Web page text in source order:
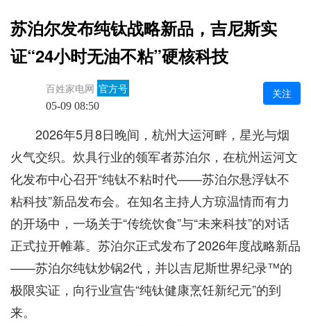
苏泊尔发布纯钛战略新品，吉尼斯实
证“24小时无油不粘”硬核科技
百姓家电网 官方号
05-09 08:50
关注
2026年5月8日晚间，杭州大运河畔，星光与烟
火气交织。炊具行业的领军者苏泊尔，在杭州运河文
化发布中心召开“纯钛不粘时代——苏泊尔悬浮钛不
粘科技”新品发布会。在知名主持人方琼温情而有力
的开场中，一场关于“传统饮食”与“未来科技”的对话
正式拉开帷幕。苏泊尔正式发布了2026年度战略新品
——苏泊尔纯钛炒锅2代，并以吉尼斯世界纪录™️的
极限实证，向行业宣告“纯钛健康烹饪新纪元”的到
来。